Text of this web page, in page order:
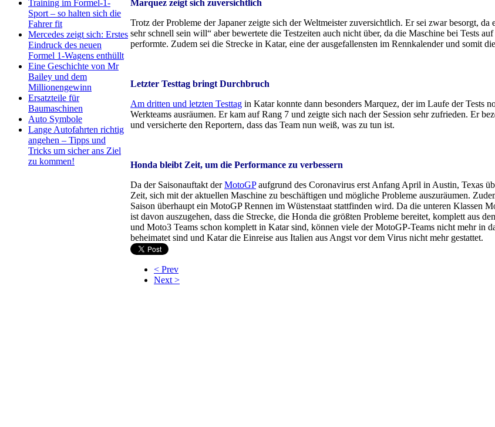
Training im Formel-1-
Sport – so halten sich die
Fahrer fit
Mercedes zeigt sich: Erstes
Eindruck des neuen
Formel 1-Wagens enthüllt
Eine Geschichte von Mr
Bailey und dem
Millionengewinn
Ersatzteile für
Baumaschinen
Auto Symbole
Lange Autofahrten richtig
angehen – Tipps und
Tricks um sicher ans Ziel
zu kommen!
Marquez zeigt sich zuversichtlich
Trotz der Probleme der Japaner zeigte sich der Weltmeister zuversichtlich. Er sei zwar besorgt, da
sehr schnell sein will“ aber bewertete die Testzeiten auch nicht über, da die Maschine bei Tests
performte. Zudem sei die Strecke in Katar, eine der ausgefallensten im Rennkalender und somit
Letzter Testtag bringt Durchbruch
Am dritten und letzten Testtag in Katar konnte dann besonders Marquez, der im Laufe der Tests
Werkteams ausräumen. Er kam auf Rang 7 und zeigte sich nach der Session sehr zufrieden. Er
und versicherte den Reportern, dass das Team nun weiß, was zu tun ist.
Honda bleibt Zeit, um die Performance zu verbessern
Da der Saisonauftakt derMotoGPaufgrund des Coronavirus erst Anfang April in Austin, Texas
Zeit, sich mit der aktuellen Maschine zu beschäftigen und mögliche Probleme auszuräumen.
Saison überhaupt ein MotoGP Rennen im Wüstenstaat stattfinden wird. Da die unteren Klassen
ist davon auszugehen, dass die Strecke, die Honda die größten Probleme bereitet, komplett aus
und Moto3 Teams schon komplett in Katar sind, können viele der MotoGP-Teams nicht mehr in
beheimatet sind und Katar die Einreise aus Italien aus Angst vor dem Virus nicht mehr gestattet.
< Prev
Next >